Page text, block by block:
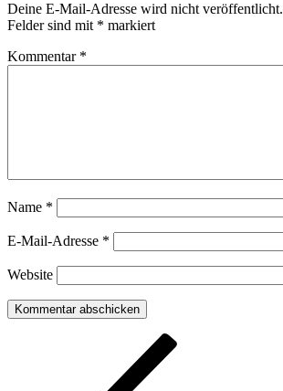
Deine E-Mail-Adresse wird nicht veröffentlicht.
Felder sind mit * markiert
Kommentar *
Name *
E-Mail-Adresse *
Website
Beitragsnavigation